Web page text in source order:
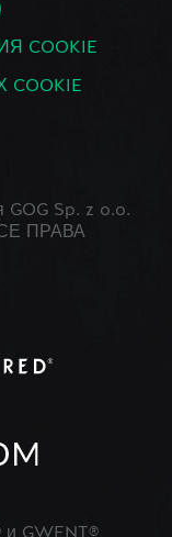
COOKIE
GOG Sp. z o.o.
ПРАВА